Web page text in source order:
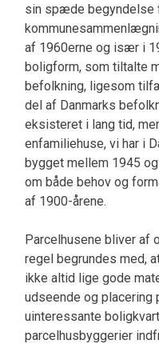
sin spæde begyndelse
af 1960erne og især i
boligform, som tiltalte
befolkning, ligesom
del af Danmarks
eksisteret i lang tid,
enfamiliehuse, vi har i
bygget mellem 1945
om både behov og
af 1900-årene.
Parcelhusene bliver af
regel begrundes med,
ikke altid lige gode
udseende og placering
uinteressante
parcelhusbyggerier